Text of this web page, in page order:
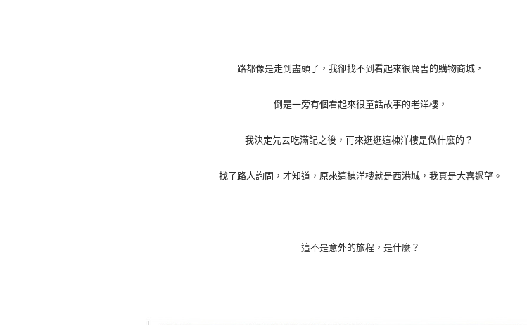
路都像是走到盡頭了，我卻找不到看起來很厲害的購物商城，
倒是一旁有個看起來很童話故事的老洋樓，
我決定先去吃滿記之後，再來逛逛這棟洋樓是做什麼的？
找了路人詢問，才知道，原來這棟洋樓就是西港城，我真是大喜過望。
這不是意外的旅程，是什麼？